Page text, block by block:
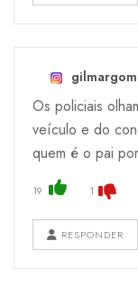
Os policiais
veículo e do
quem é o pai
19 1
RESPONDER